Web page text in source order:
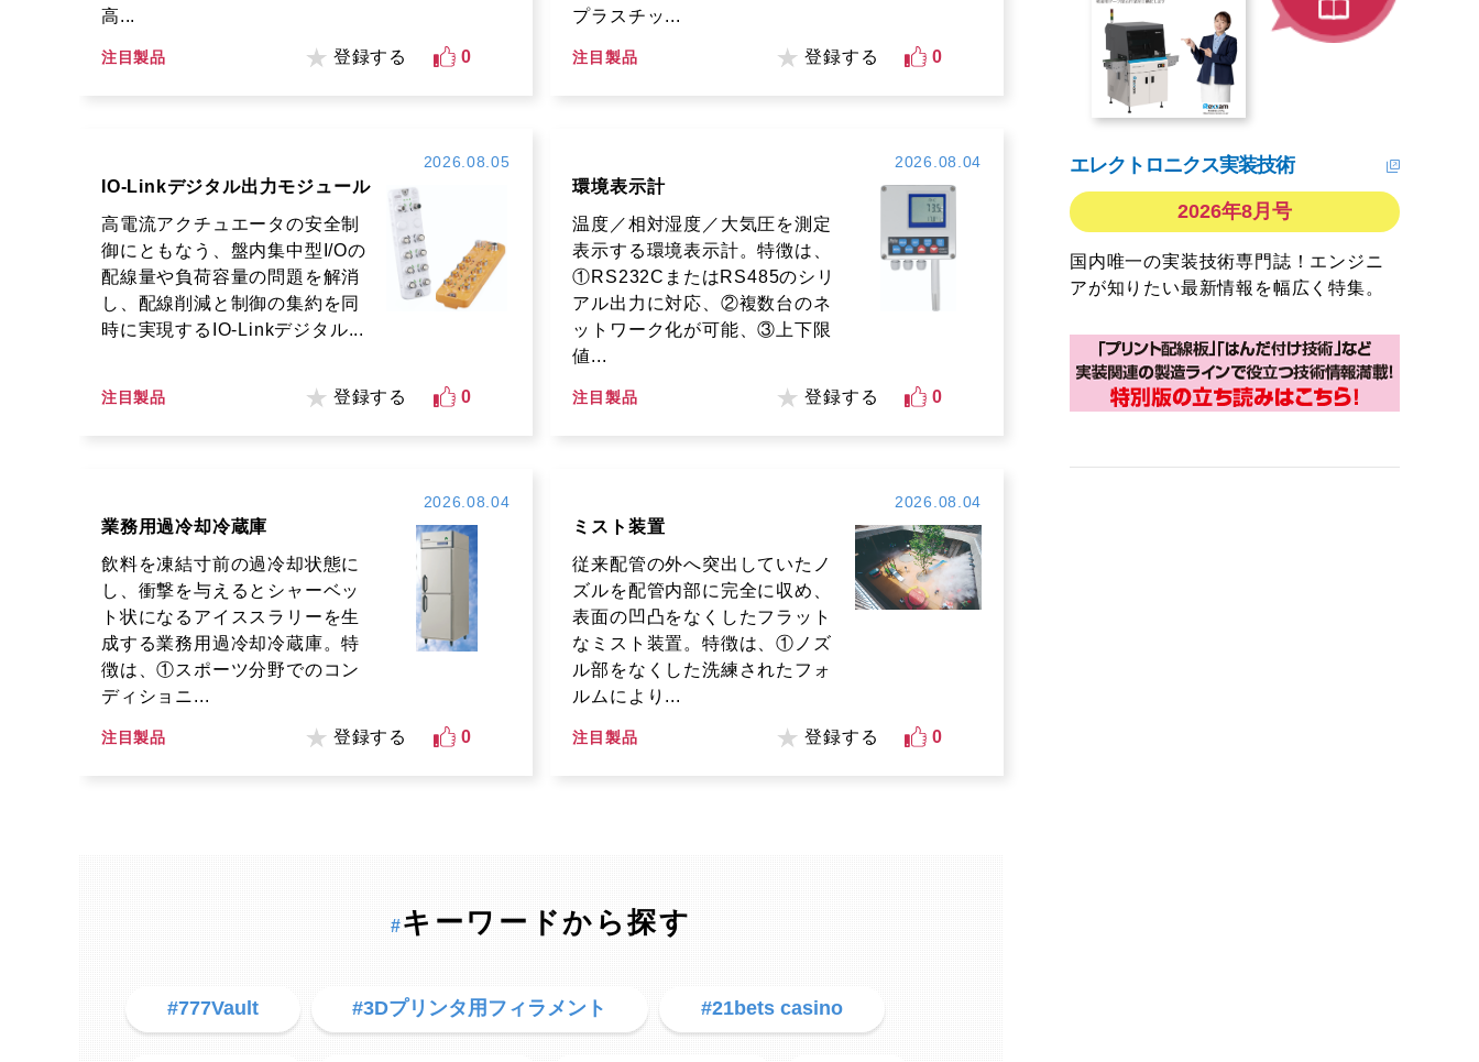
高...
注目製品 登録する 0
プラスチッ...
注目製品 登録する 0
2026.08.05
IO-Linkデジタル出力モジュール
高電流アクチュエータの安全制
御にともなう、盤内集中型I/Oの
配線量や負荷容量の問題を解消
し、配線削減と制御の集約を同
時に実現するIO-Linkデジタル...
注目製品 登録する 0
2026.08.04
環境表示計
温度／相対湿度／大気圧を測定
表示する環境表示計。特徴は、
①RS232CまたはRS485のシリ
アル出力に対応、②複数台のネ
ットワーク化が可能、③上下限
値...
注目製品 登録する 0
2026.08.04
業務用過冷却冷蔵庫
飲料を凍結寸前の過冷却状態に
し、衝撃を与えるとシャーベッ
ト状になるアイススラリーを生
成する業務用過冷却冷蔵庫。特
徴は、①スポーツ分野でのコン
ディショニ...
注目製品 登録する 0
2026.08.04
ミスト装置
従来配管の外へ突出していたノ
ズルを配管内部に完全に収め、
表面の凹凸をなくしたフラット
なミスト装置。特徴は、①ノズ
ル部をなくした洗練されたフォ
ルムにより...
注目製品 登録する 0
#キーワードから探す
#777Vault #3Dプリンタ用フィラメント #21bets casino
エレクトロニクス実装技術
2026年8月号
国内唯一の実装技術専門誌！エンジニ
アが知りたい最新情報を幅広く特集。